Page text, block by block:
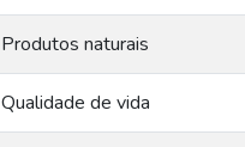
Produtos naturais
Qualidade de vida